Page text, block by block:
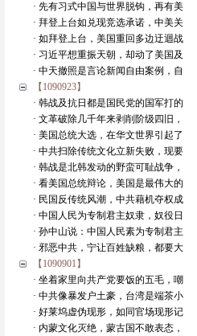
· 先有习式中国与世界脱钩，再有美
· 拜登上台如兑现竞选承诺，中美关
· 如拜登上台，美国重回多边迂迴战
· 习近平想重振天朝，却动了美国及
· 中天撤照是言论新闻自由案例，自
【1090923】
· 韩战及抗日都是国民党的国军打的
· 文革破除几千年来剥削阶级四旧，
· 美国总统大选，在华文世界引起了
· 中共扫除传统文化立新失败，现要
· 韩战是北韩发动的野蛮可耻战争，
· 看美国总统辩论，美国是最伟大的
· 民国反传统风潮，中共藉机夺权成
· 中国人民为专制君主奴隶，奴役日
· 孙中山说：中国人民素为专制君主
· 邪恶中共，宁让百姓缺粮，都要大
【1090901】
· 坐着家里向共产党要饭的五毛，嘲
· 中共像暴发户土豪，台湾是端茶小
· 好莱坞虚伪现形，如同官场现形记
· 内蒙文化灭绝，蒙古国不敢表态，